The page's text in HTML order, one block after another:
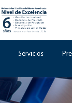
Servicios